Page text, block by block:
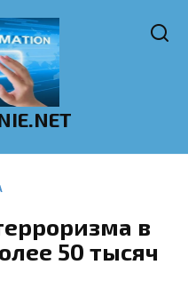
в
50 тысяч